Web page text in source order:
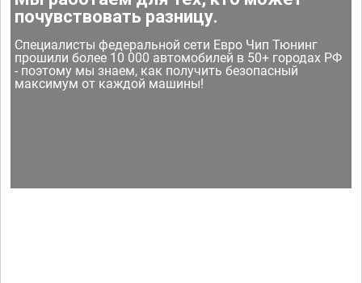
почувствовать разницу.
Специалисты федеральной сети Евро Чип Тюнинг
прошили более 10 000 автомобилей в 50+ городах РФ
- поэтому мы знаем, как получить безопасный
максимум от каждой машины!